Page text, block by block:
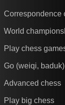
Correspondence
World
Play chess
Go (weiqi, baduk)
Advanced chess
Play big chess